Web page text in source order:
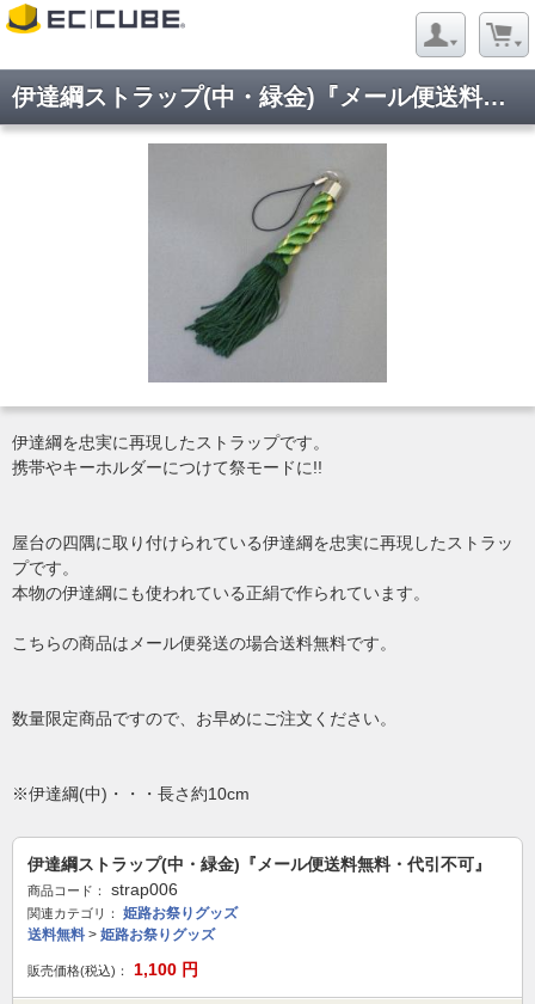
伊達綱ストラップ(中・緑金)『メール便送料無料・代引不可』
伊達綱を忠実に再現したストラップです。
携帯やキーホルダーにつけて祭モードに!!
屋台の四隅に取り付けられている伊達綱を忠実に再現したストラッ
プです。
本物の伊達綱にも使われている正絹で作られています。
こちらの商品はメール便発送の場合送料無料です。
数量限定商品ですので、お早めにご注文ください。
※伊達綱(中)・・・長さ約10cm
伊達綱ストラップ(中・緑金)『メール便送料無料・代引不可』
商品コード： strap006
関連カテゴリ：
姫路お祭りグッズ
送料無料 > 姫路お祭りグッズ
販売価格(税込)： 1,100 円